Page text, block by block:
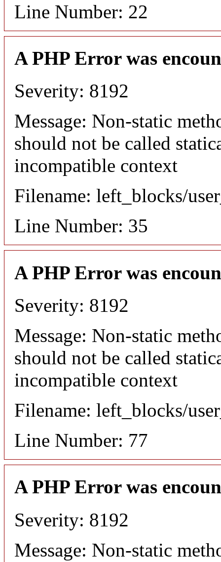
Line Number: 22
A PHP Error was
Severity: 8192
Message: Non-static
should not be called
incompatible context
Filename: left_blocks/
Line Number: 35
A PHP Error was
Severity: 8192
Message: Non-static
should not be called
incompatible context
Filename: left_blocks/
Line Number: 77
A PHP Error was
Severity: 8192
Message: Non-static